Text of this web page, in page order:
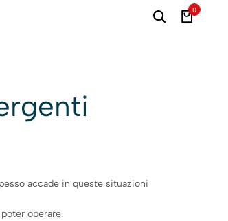
0
accade in queste situazioni
operare.